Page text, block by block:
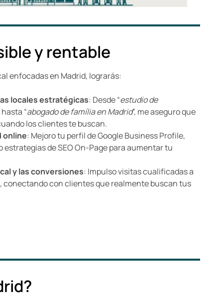
y rentable
enfocadas en Madrid, lograrás:
locales estratégicas: Desde “estudio de
hasta “abogado de família en Madrid”, me aseguro que
los clientes te buscan.
online: Mejoro tu perfil de Google Business Profile,
estrategias de SEO On-Page para aumentar tu
y las conversiones: Impulso visitas cualificadas a
conectando con clientes que realmente buscan tus